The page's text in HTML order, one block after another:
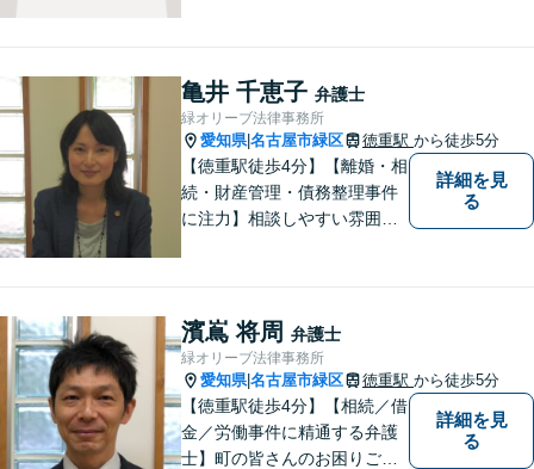
た幅広い対応業務で問題解決
に取り組みます。
亀井 千恵子 弁護士
緑オリーブ法律事務所
愛知県|名古屋市緑区 徳重駅 から徒歩5分
【徳重駅徒歩4分】【離婚・相
続・財産管理・債務整理事件
に注力】相談しやすい雰囲気
詳細を見
る
濱嶌 将周 弁護士
緑オリーブ法律事務所
愛知県|名古屋市緑区 徳重駅 から徒歩5分
【徳重駅徒歩4分】【相続／借
金／労働事件に精通する弁護
士】町の皆さんのお困りごと
詳細を見
る